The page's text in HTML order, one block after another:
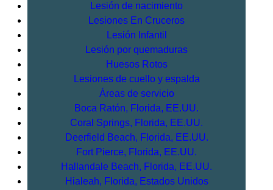
Lesión de nacimiento
Lesiones En Cruceros
Lesión Infantil
Lesión por quemaduras
Huesos Rotos
Lesiones de cuello y espalda
Áreas de servicio
Boca Ratón, Florida, EE.UU.
Coral Springs, Florida, EE.UU.
Deerfield Beach, Florida, EE.UU.
Fort Pierce, Florida, EE.UU.
Hallandale Beach, Florida, EE.UU.
Hialeah, Florida, Estados Unidos